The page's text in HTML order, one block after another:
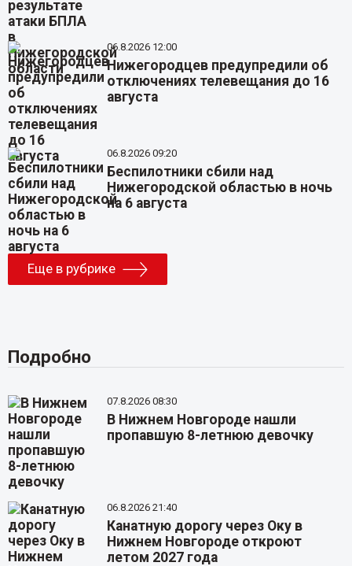
06.8.2026 12:00
Нижегородцев предупредили об
отключениях телевещания до 16
августа
06.8.2026 09:20
Беспилотники сбили над
Нижегородской областью в ночь
на 6 августа
Еще в рубрике
Подробно
07.8.2026 08:30
В Нижнем Новгороде нашли
пропавшую 8-летнюю девочку
06.8.2026 21:40
Канатную дорогу через Оку в
Нижнем Новгороде откроют
летом 2027 года